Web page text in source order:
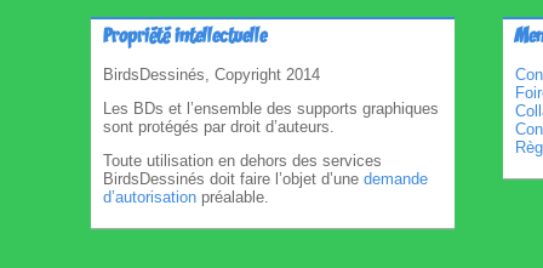
Propriété intellectuelle
BirdsDessinés, Copyright 2014
Les BDs et l’ensemble des supports graphiques
sont protégés par droit d’auteurs.
Toute utilisation en dehors des services
BirdsDessinés doit faire l’objet d’une demande
d’autorisation préalable.